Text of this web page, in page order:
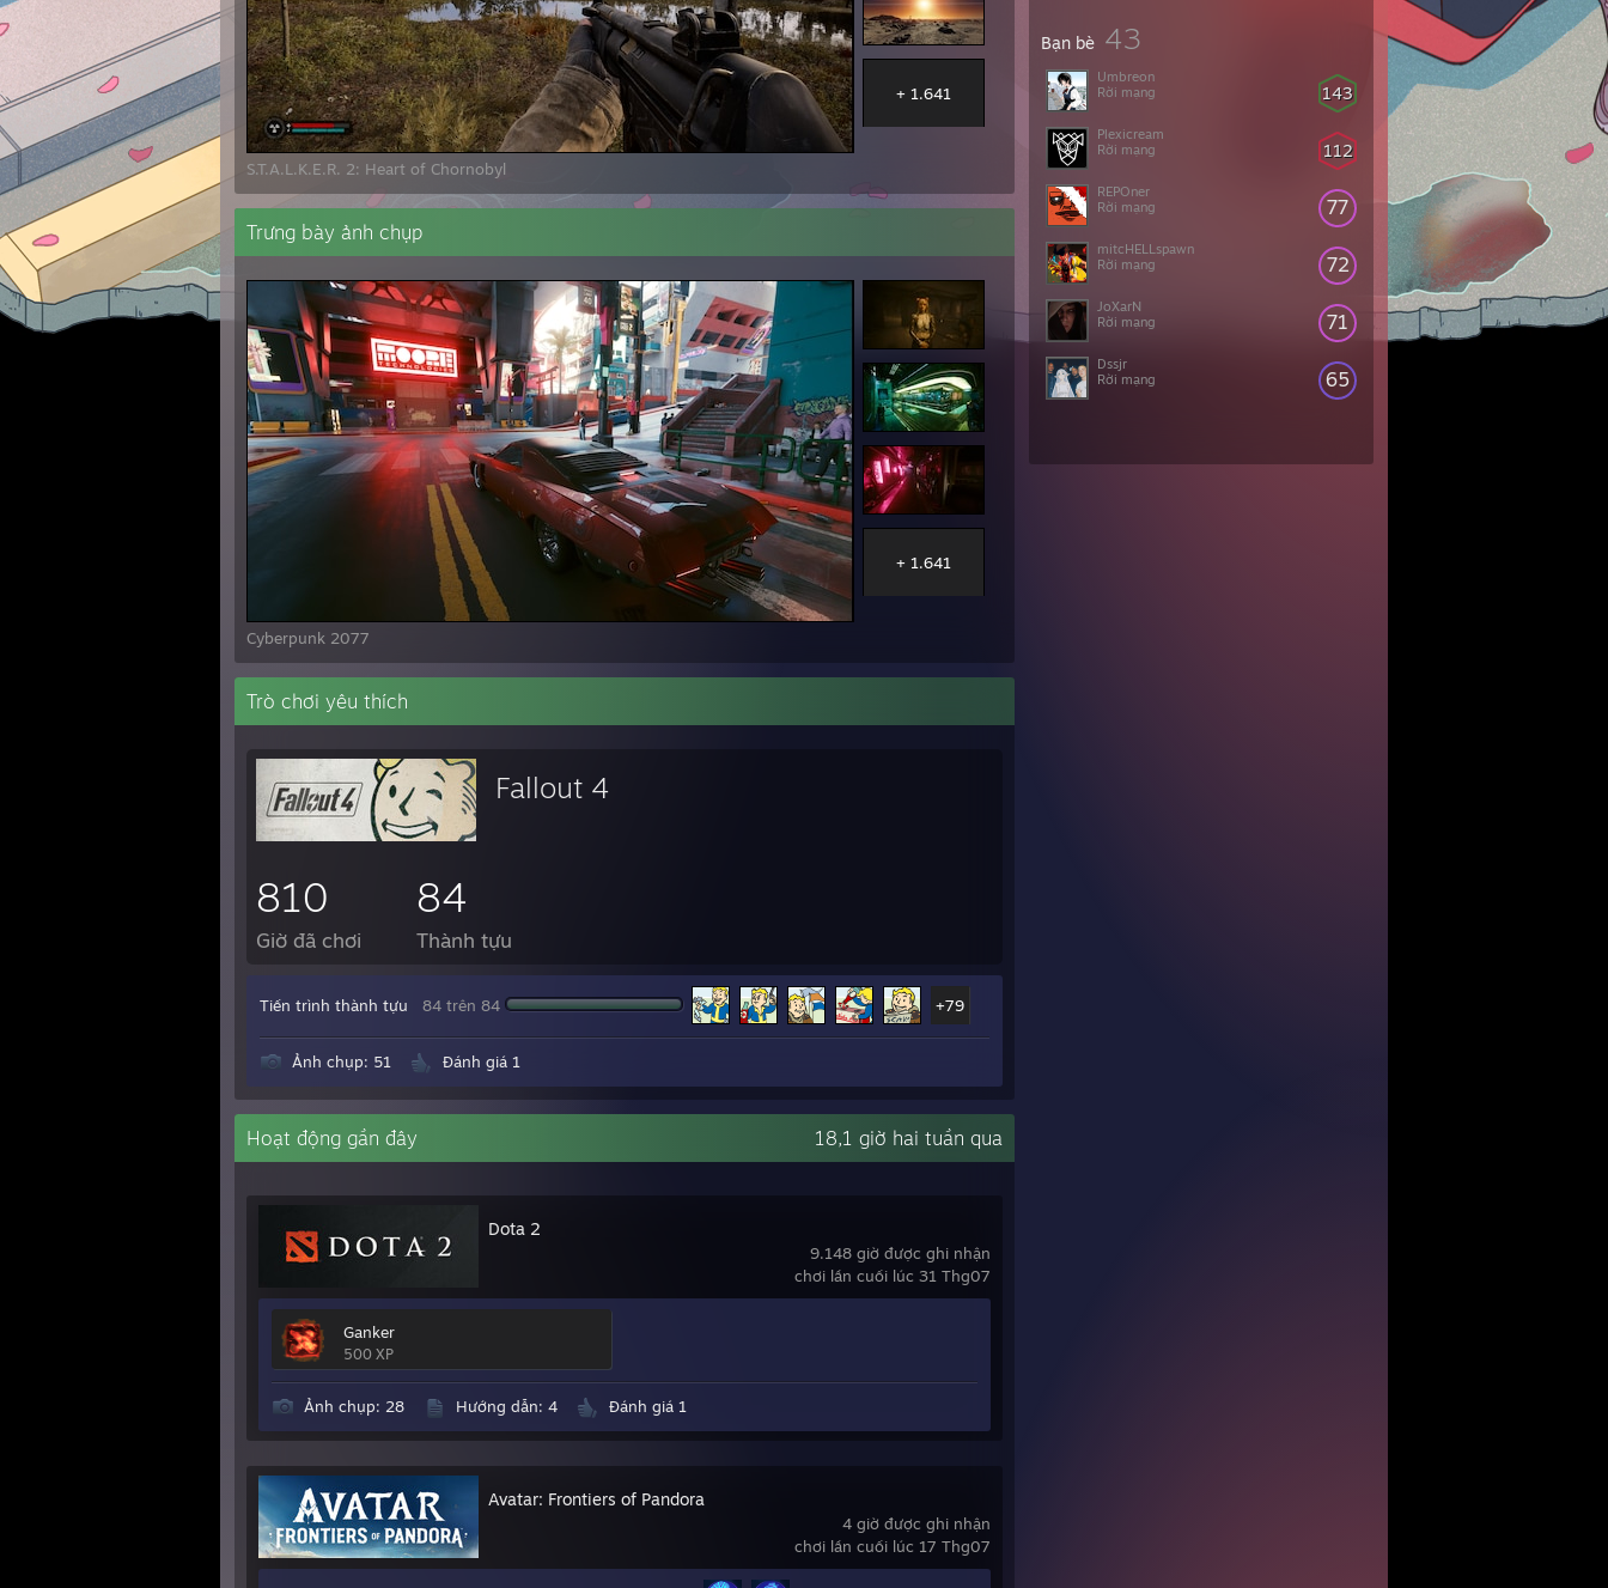
Bạn bè 43
143
Umbreon
Rời mạng
112
Plexicream
Rời mạng
77
REPOner
Rời mạng
72
mitcHELLspawn
Rời mạng
71
JoXarN
Rời mạng
65
Dssjr
Rời mạng
S.T.A.L.K.E.R. 2: Heart of Chornobyl
+ 1.641
Trưng bày ảnh chụp
Cyberpunk 2077
+ 1.641
Trò chơi yêu thích
Fallout 4
810
Giờ đã chơi
84
Thành tựu
Tiến trình thành tựu 84 trên 84 +79
Ảnh chụp: 51 Đánh giá 1
Hoạt động gần đây 18,1 giờ hai tuần qua
9.148 giờ được ghi nhận
chơi lần cuối lúc 31 Thg07
Dota 2
Ganker
500 XP
Ảnh chụp: 28 Hướng dẫn: 4 Đánh giá 1
4 giờ được ghi nhận
chơi lần cuối lúc 17 Thg07
Avatar: Frontiers of Pandora